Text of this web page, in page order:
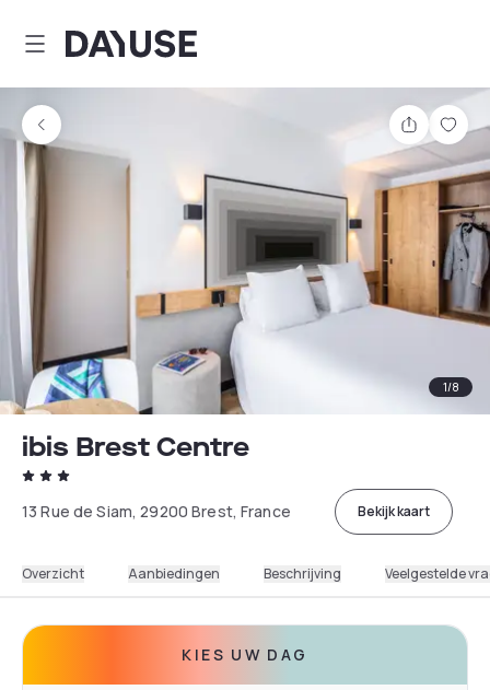
Dayuse
Delen
1/8
ibis Brest Centre
13 Rue de Siam, 29200 Brest, France Bekijk kaart
Overzicht Aanbiedingen Beschrijving Veelgestelde
KIES UW DAG